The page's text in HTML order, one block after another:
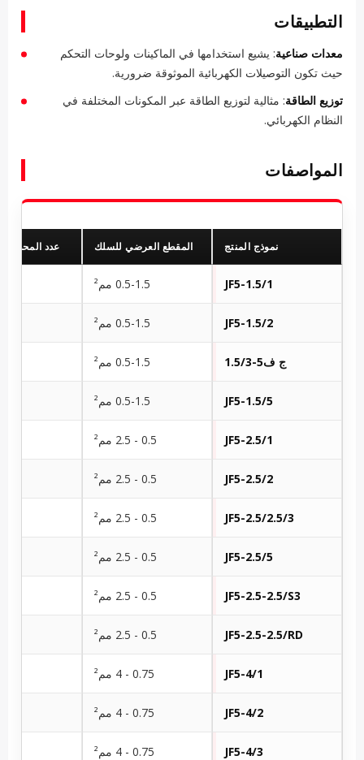
التطبيقات
معدات صناعية: يشيع استخدامها في الماكينات ولوحات التحكم
حيث تكون التوصيلات الكهربائية الموثوقة ضرورية.
توزيع الطاقة: مثالية لتوزيع الطاقة عبر المكونات المختلفة في
النظام الكهربائي.
المواصفات
نموذج المنتج المقطع العرضي للسلك عدد المحطات
JF5-1.5/1 0.5-1.5 مم²
JF5-1.5/2 0.5-1.5 مم²
ج ف5-1.5/3 0.5-1.5 مم²
JF5-1.5/5 0.5-1.5 مم²
JF5-2.5/1 0.5 - 2.5 مم²
JF5-2.5/2 0.5 - 2.5 مم²
JF5-2.5/2.5/3 0.5 - 2.5 مم²
JF5-2.5/5 0.5 - 2.5 مم²
JF5-2.5-2.5/S3 0.5 - 2.5 مم²
JF5-2.5-2.5/RD 0.5 - 2.5 مم²
JF5-4/1 0.75 - 4 مم²
JF5-4/2 0.75 - 4 مم²
JF5-4/3 0.75 - 4 مم²